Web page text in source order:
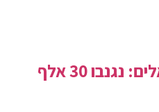
שוד תחמושת ענק בבסיס צאלים: נגנבו 30 אלף